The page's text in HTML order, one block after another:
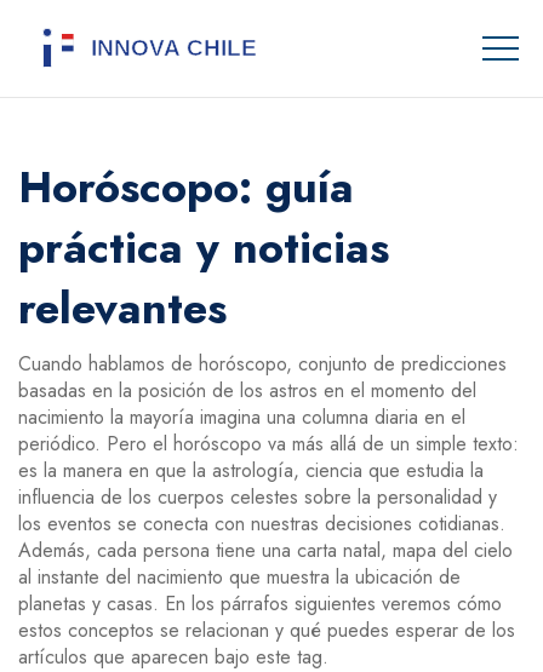
Horóscopo: guía
práctica y noticias
relevantes
Cuando hablamos de horóscopo, conjunto de predicciones
basadas en la posición de los astros en el momento del
nacimiento la mayoría imagina una columna diaria en el
periódico. Pero el horóscopo va más allá de un simple texto:
es la manera en que la astrología, ciencia que estudia la
influencia de los cuerpos celestes sobre la personalidad y
los eventos se conecta con nuestras decisiones cotidianas.
Además, cada persona tiene una carta natal, mapa del cielo
al instante del nacimiento que muestra la ubicación de
planetas y casas. En los párrafos siguientes veremos cómo
estos conceptos se relacionan y qué puedes esperar de los
artículos que aparecen bajo este tag.